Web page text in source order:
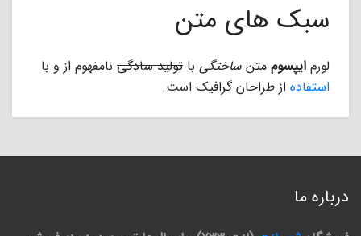
سبک های متن
لورم ایپسوم متن ساختگی با تولید سادگی نامفهوم از و با
استفاده از طراحان گرافیک است.
درباره ما